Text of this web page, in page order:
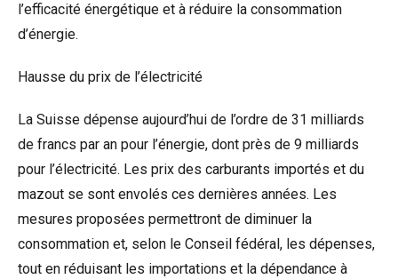
l’efficacité énergétique et à réduire la consommation
d’énergie.
Hausse du prix de l’électricité
La Suisse dépense aujourd’hui de l’ordre de 31 milliards
de francs par an pour l’énergie, dont près de 9 milliards
pour l’électricité. Les prix des carburants importés et du
mazout se sont envolés ces dernières années. Les
mesures proposées permettront de diminuer la
consommation et, selon le Conseil fédéral, les dépenses,
tout en réduisant les importations et la dépendance à